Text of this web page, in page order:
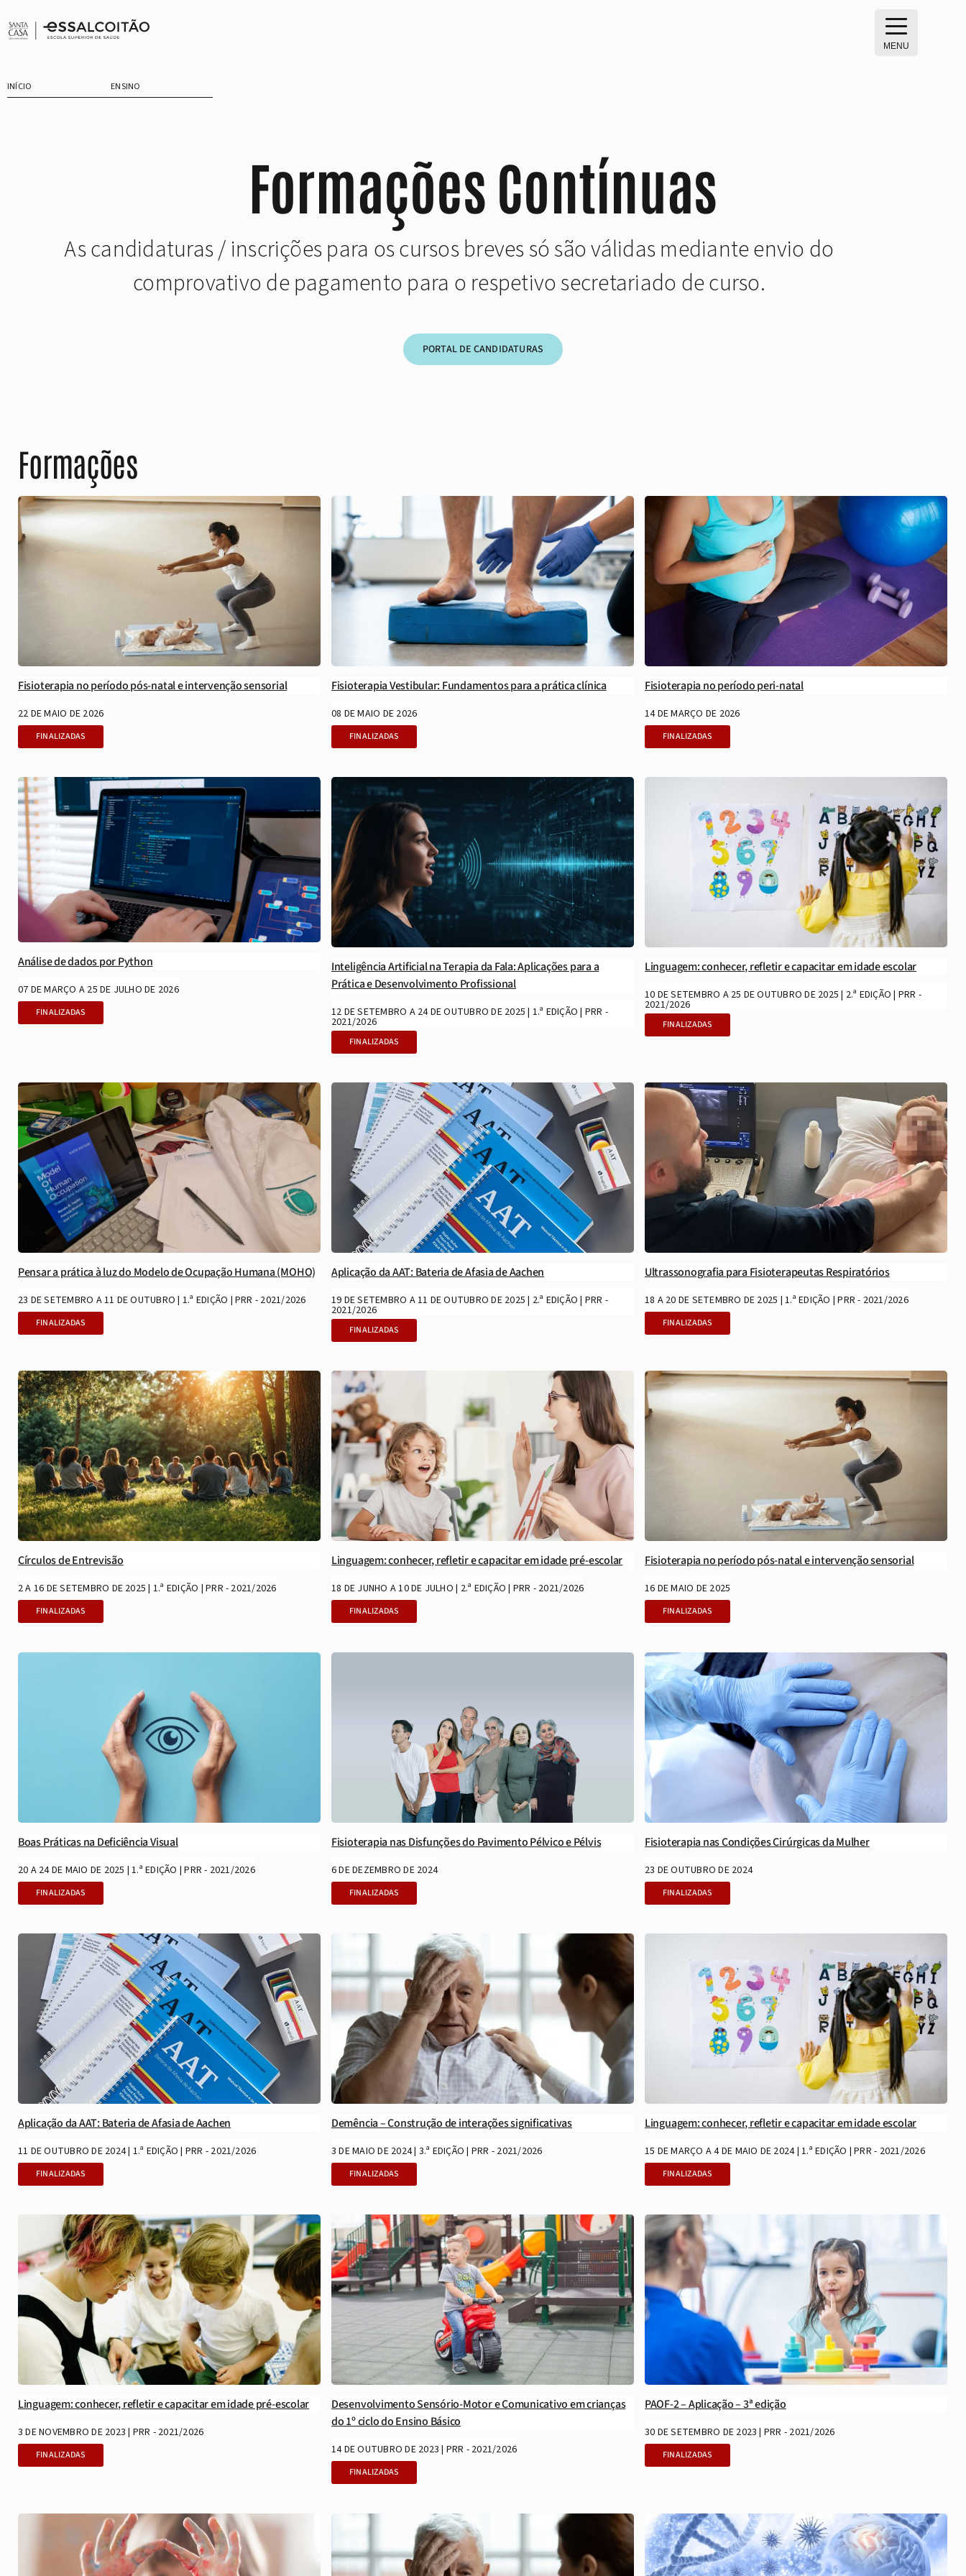
para
MENU
INÍCIO ENSINO
Formações Contínuas
As candidaturas / inscrições para os cursos breves só são válidas mediante envio do
comprovativo de pagamento para o respetivo secretariado de curso.
PORTAL DE CANDIDATURAS
Formações
Fisioterapia no período pós-natal e intervenção sensorial
22 DE MAIO DE 2026
FINALIZADAS
Fisioterapia Vestibular: Fundamentos para a prática clínica
08 DE MAIO DE 2026
FINALIZADAS
Fisioterapia no período peri-natal
14 DE MARÇO DE 2026
FINALIZADAS
Análise de dados por Python
07 DE MARÇO A 25 DE JULHO DE 2026
FINALIZADAS
Inteligência Artificial na Terapia da Fala: Aplicações para a
Prática e Desenvolvimento Profissional
12 DE SETEMBRO A 24 DE OUTUBRO DE 2025 | 1.ª EDIÇÃO | PRR -
2021/2026
FINALIZADAS
Linguagem: conhecer, refletir e capacitar em idade escolar
10 DE SETEMBRO A 25 DE OUTUBRO DE 2025 | 2.ª EDIÇÃO | PRR -
2021/2026
FINALIZADAS
Pensar a prática à luz do Modelo de Ocupação Humana (MOHO)
23 DE SETEMBRO A 11 DE OUTUBRO | 1.ª EDIÇÃO | PRR - 2021/2026
FINALIZADAS
Aplicação da AAT: Bateria de Afasia de Aachen
19 DE SETEMBRO A 11 DE OUTUBRO DE 2025 | 2.ª EDIÇÃO | PRR -
2021/2026
FINALIZADAS
Ultrassonografia para Fisioterapeutas Respiratórios
18 A 20 DE SETEMBRO DE 2025 | 1.ª EDIÇÃO | PRR - 2021/2026
FINALIZADAS
Círculos de Entrevisão
2 A 16 DE SETEMBRO DE 2025 | 1.ª EDIÇÃO | PRR - 2021/2026
FINALIZADAS
Linguagem: conhecer, refletir e capacitar em idade pré-escolar
18 DE JUNHO A 10 DE JULHO | 2.ª EDIÇÃO | PRR - 2021/2026
FINALIZADAS
Fisioterapia no período pós-natal e intervenção sensorial
16 DE MAIO DE 2025
FINALIZADAS
Boas Práticas na Deficiência Visual
20 A 24 DE MAIO DE 2025 | 1.ª EDIÇÃO | PRR - 2021/2026
FINALIZADAS
Fisioterapia nas Disfunções do Pavimento Pélvico e Pélvis
6 DE DEZEMBRO DE 2024
FINALIZADAS
Fisioterapia nas Condições Cirúrgicas da Mulher
23 DE OUTUBRO DE 2024
FINALIZADAS
Aplicação da AAT: Bateria de Afasia de Aachen
11 DE OUTUBRO DE 2024 | 1.ª EDIÇÃO | PRR - 2021/2026
FINALIZADAS
Demência – Construção de interações significativas
3 DE MAIO DE 2024 | 3.ª EDIÇÃO | PRR - 2021/2026
FINALIZADAS
Linguagem: conhecer, refletir e capacitar em idade escolar
15 DE MARÇO A 4 DE MAIO DE 2024 | 1.ª EDIÇÃO | PRR - 2021/2026
FINALIZADAS
Linguagem: conhecer, refletir e capacitar em idade pré-escolar
3 DE NOVEMBRO DE 2023 | PRR - 2021/2026
FINALIZADAS
Desenvolvimento Sensório-Motor e Comunicativo em crianças
do 1º ciclo do Ensino Básico
14 DE OUTUBRO DE 2023 | PRR - 2021/2026
FINALIZADAS
PAOF-2 – Aplicação – 3ª edição
30 DE SETEMBRO DE 2023 | PRR - 2021/2026
FINALIZADAS